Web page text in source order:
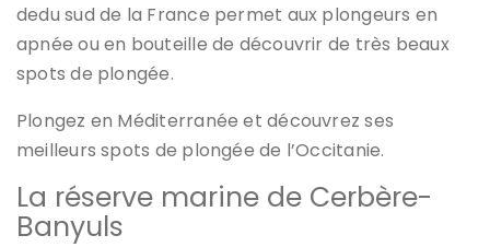
dedu sud de la France permet aux plongeurs en
apnée ou en bouteille de découvrir de très beaux
spots de plongée.
Plongez en Méditerranée et découvrez ses
meilleurs spots de plongée de l’Occitanie.
La réserve marine de Cerbère-
Banyuls